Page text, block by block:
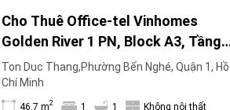
Cho Thuê Office-tel Vinhomes
Golden River 1 PN, Block A3, Tầng
17. Sẵn sàng cho thuê trong tháng
3
Ton Duc Thang,Phường Bến Nghé, Quận 1, Hồ
Chí Minh
46.7 m2 1 1 Không nội thất